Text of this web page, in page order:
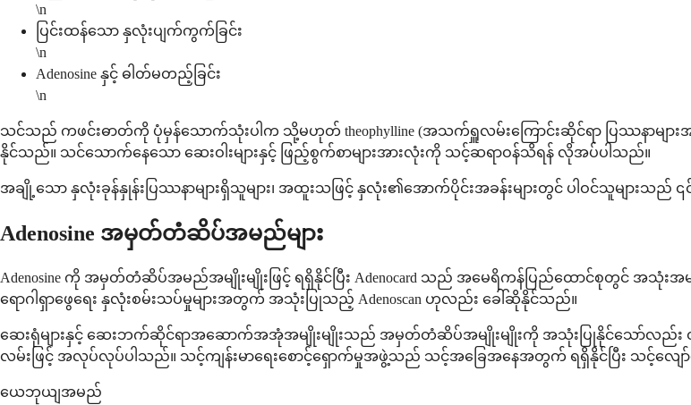
\n
ပြင်းထန်သော နှလုံးပျက်ကွက်ခြင်း
\n
Adenosine နှင့် ဓါတ်မတည့်ခြင်း
\n
သင်သည် ကဖင်းဓာတ်ကို ပုံမှန်သောက်သုံးပါက သို့မဟုတ် theophylline (အသက်ရှူလမ်းကြောင်းဆိုင်ရာ ပြဿနာမျ
နိုင်သည်။ သင်သောက်နေသော ဆေးဝါးများနှင့် ဖြည့်စွက်စာများအားလုံးကို သင့်ဆရာဝန်သိရန် လိုအပ်ပါသည်။
အချို့သော နှလုံးခုန်နှုန်းပြဿနာများရှိသူများ၊ အထူးသဖြင့် နှလုံး၏အောက်ပိုင်းအခန်းများတွင် ပါဝင်သူများသည်
Adenosine အမှတ်တံဆိပ်အမည်များ
Adenosine ကို အမှတ်တံဆိပ်အမည်အမျိုးမျိုးဖြင့် ရရှိနိုင်ပြီး Adenocard သည် အမေရိကန်ပြည်ထောင်စုတွင် အသုံ
ရောဂါရှာဖွေရေး နှလုံးစမ်းသပ်မှုများအတွက် အသုံးပြုသည့် Adenoscan ဟုလည်း ခေါ်ဆိုနိုင်သည်။
ဆေးရုံများနှင့် ဆေးဘက်ဆိုင်ရာအဆောက်အအုံအမျိုးမျိုးသည် အမှတ်တံဆိပ်အမျိုးမျိုးကို အသုံးပြုနိုင်သော်လည်း ၎
လမ်းဖြင့် အလုပ်လုပ်ပါသည်။ သင့်ကျန်းမာရေးစောင့်ရှောက်မှုအဖွဲ့သည် သင့်အခြေအနေအတွက် ရရှိနိုင်ပြီး သင့်လျ
ယေဘုယျအမည်